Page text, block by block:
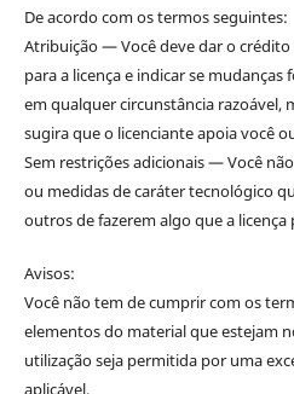
De acordo com os termos seguintes:
Atribuição — Você deve dar o
para a licença e indicar se mudanças
em qualquer circunstância razoável,
sugira que o licenciante apoia você
Sem restrições adicionais — Você
ou medidas de caráter tecnológico
outros de fazerem algo que a licença
Avisos:
Você não tem de cumprir com os
elementos do material que estejam
utilização seja permitida por uma
aplicável.